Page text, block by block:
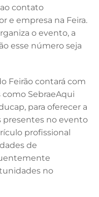
contato
e empresa na Feira.
o evento, a
esse número seja
Feirão contará com
SebraeAqui
para oferecer a
presentes no evento
profissional
de
no